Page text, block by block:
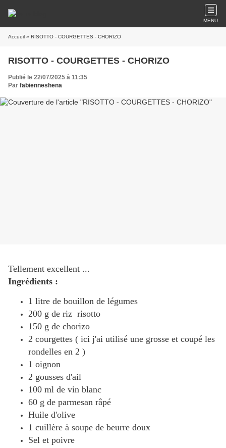
MENU
Accueil » RISOTTO - COURGETTES - CHORIZO
RISOTTO - COURGETTES - CHORIZO
Publié le 22/07/2025 à 11:35
Par fabienneshena
Tellement excellent ...
Ingrédients :
1 litre de bouillon de légumes
200 g de riz risotto
150 g de chorizo
2 courgettes ( ici j'ai utilisé une grosse et coupé les
rondelles en 2 )
1 oignon
2 gousses d'ail
100 ml de vin blanc
60 g de parmesan râpé
Huile d'olive
1 cuillère à soupe de beurre doux
Sel et poivre